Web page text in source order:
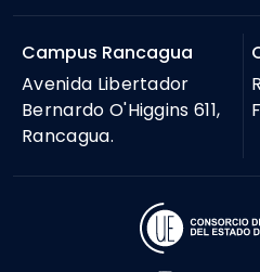
Campus Rancagua
Avenida Libertador
Bernardo O'Higgins 611,
Rancagua.